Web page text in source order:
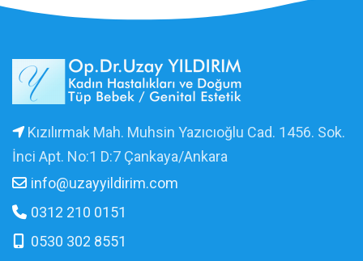
Kızılırmak Mah. Muhsin Yazıcıoğlu Cad. 1456. Sok.
İnci Apt. No:1 D:7 Çankaya/Ankara
info@uzayyildirim.com
0312 210 0151
0530 302 8551